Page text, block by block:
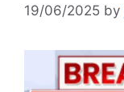
19/06/2025 by